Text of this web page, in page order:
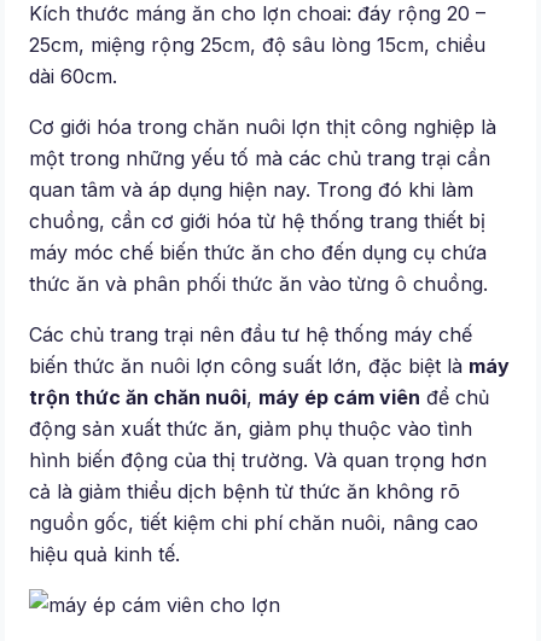
Kích thước máng ăn cho lợn choai: đáy rộng 20 –
25cm, miệng rộng 25cm, độ sâu lòng 15cm, chiều
dài 60cm.
Cơ giới hóa trong chăn nuôi lợn thịt công nghiệp là
một trong những yếu tố mà các chủ trang trại cần
quan tâm và áp dụng hiện nay. Trong đó khi làm
chuồng, cần cơ giới hóa từ hệ thống trang thiết bị
máy móc chế biến thức ăn cho đến dụng cụ chứa
thức ăn và phân phối thức ăn vào từng ô chuồng.
Các chủ trang trại nên đầu tư hệ thống máy chế
biến thức ăn nuôi lợn công suất lớn, đặc biệt là máy
trộn thức ăn chăn nuôi, máy ép cám viên để chủ
động sản xuất thức ăn, giảm phụ thuộc vào tình
hình biến động của thị trường. Và quan trọng hơn
cả là giảm thiểu dịch bệnh từ thức ăn không rõ
nguồn gốc, tiết kiệm chi phí chăn nuôi, nâng cao
hiệu quả kinh tế.